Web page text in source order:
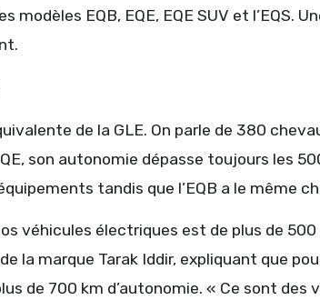
modèles EQB, EQE, EQE SUV et l’EQS.
de la GLE. On parle de 380
son autonomie dépasse toujours les
tandis que l’EQB a le même
véhicules électriques est de plus de
la marque Tarak Iddir, expliquant que
de 700 km d’autonomie. « Ce sont